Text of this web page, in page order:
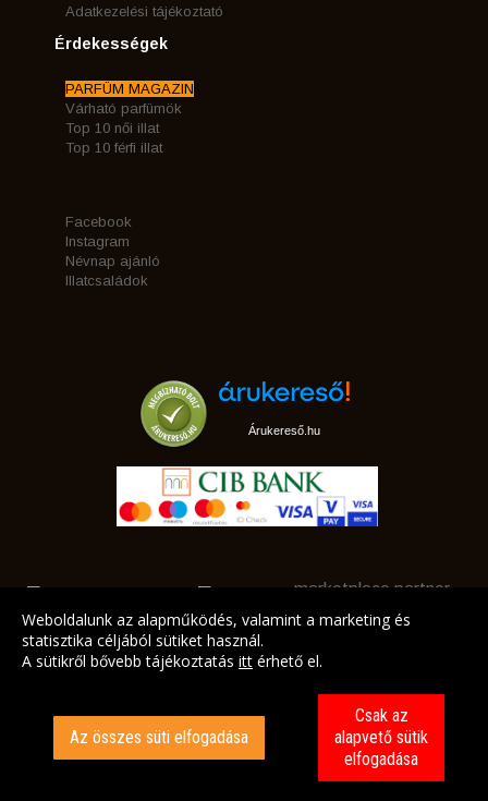
Adatkezelési tájékoztató
Érdekességek
PARFÜM MAGAZIN
Várható parfümök
Top 10 női illat
Top 10 férfi illat
Facebook
Instagram
Névnap ajánló
Illatcsaládok
Árukereső.hu
marketplace partner
Weboldalunk az alapműködés, valamint a marketing és
statisztika céljából sütiket használ.
A sütikről bővebb tájékoztatás itt érhető el.
Az összes süti elfogadása
Csak az
alapvető sütik
elfogadása